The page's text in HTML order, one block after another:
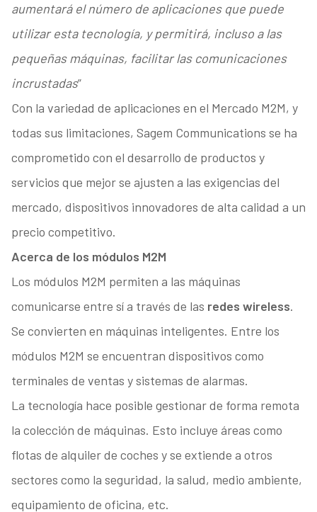
aumentará el número de aplicaciones que puede
utilizar esta tecnología, y permitirá, incluso a las
pequeñas máquinas, facilitar las comunicaciones
incrustadas”
Con la variedad de aplicaciones en el Mercado M2M, y
todas sus limitaciones, Sagem Communications se ha
comprometido con el desarrollo de productos y
servicios que mejor se ajusten a las exigencias del
mercado, dispositivos innovadores de alta calidad a un
precio competitivo.
Acerca de los módulos M2M
Los módulos M2M permiten a las máquinas
comunicarse entre sí a través de las redes wireless.
Se convierten en máquinas inteligentes. Entre los
módulos M2M se encuentran dispositivos como
terminales de ventas y sistemas de alarmas.
La tecnología hace posible gestionar de forma remota
la colección de máquinas. Esto incluye áreas como
flotas de alquiler de coches y se extiende a otros
sectores como la seguridad, la salud, medio ambiente,
equipamiento de oficina, etc.